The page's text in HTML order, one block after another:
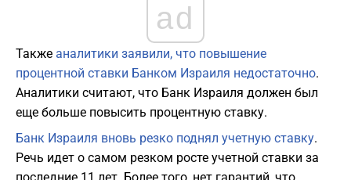
ad
Также аналитики заявили, что повышение
процентной ставки Банком Израиля недостаточно.
Аналитики считают, что Банк Израиля должен был
еще больше повысить процентную ставку.
Банк Израиля вновь резко поднял учетную ставку.
Речь идет о самом резком росте учетной ставки за